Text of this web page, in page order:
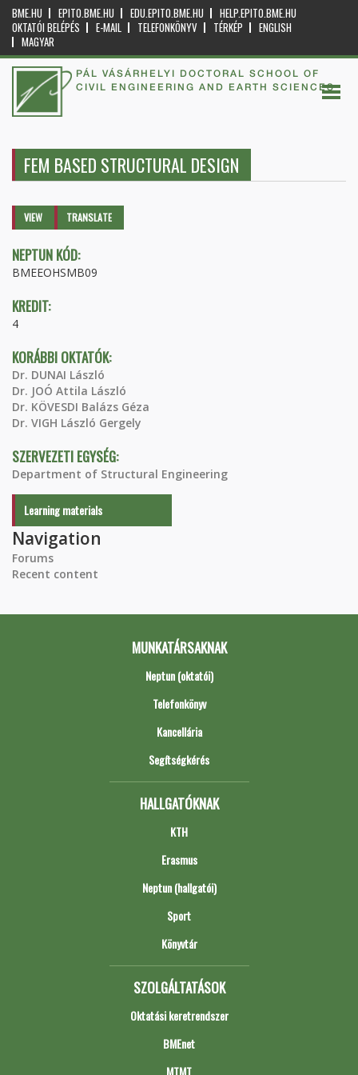
BME.HU EPITO.BME.HU EDU.EPITO.BME.HU
HELP.EPITO.BME.HU
OKTATÓI BELÉPÉS
E-MAIL TELEFONKÖNYV TÉRKÉP
ENGLISH
MAGYAR
PÁL VÁSÁRHELYI DOCTORAL SCHOOL OF
CIVIL ENGINEERING AND EARTH SCIENCES
FEM BASED STRUCTURAL DESIGN
Primary tabs
VIEW (ACTIVETRANSLATE
NEPTUN KÓD:
BMEEOHSMB09
KREDIT:
4
KORÁBBI OKTATÓK:
Dr. DUNAI László
Dr. JOÓ Attila László
Dr. KÖVESDI Balázs Géza
Dr. VIGH László Gergely
SZERVEZETI EGYSÉG:
Department of Structural Engineering
Learning materials
Navigation
Forums
Recent content
MUNKATÁRSAKNAK
Neptun (oktatói)
Telefonkönyv
Kancellária
Segítségkérés
HALLGATÓKNAK
KTH
Erasmus
Neptun (hallgatói)
Sport
Könyvtár
SZOLGÁLTATÁSOK
Oktatási keretrendszer
BMEnet
MTMT